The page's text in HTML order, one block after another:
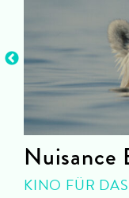
Nuisance
KINO FÜR